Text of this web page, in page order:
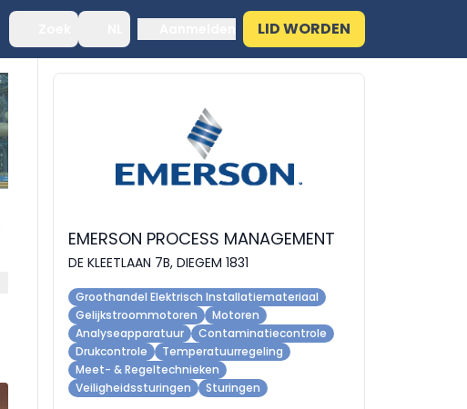
LID WORDEN
EMERSON PROCESS MANAGEMENT
DE KLEETLAAN 7B, DIEGEM 1831
Groothandel Elektrisch Installatiemateriaal
Gelijkstroommotoren
Motoren
Analyseapparatuur
Contaminatiecontrole
Drukcontrole
Temperatuurregeling
Meet- & Regeltechnieken
Veiligheidssturingen
Sturingen